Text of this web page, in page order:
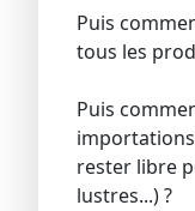
Puis
tous les
Puis
rester libre
lustres...) ?